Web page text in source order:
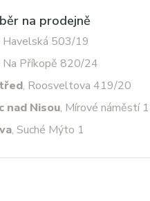
na prodejně
Havelská 503/19
Na Příkopě 820/24
, Roosveltova 419/20
nad Nisou, Mírové náměstí
, Suché Mýto 1